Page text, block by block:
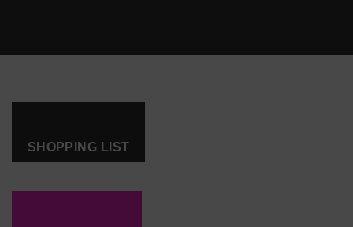
SHOPPING LIST